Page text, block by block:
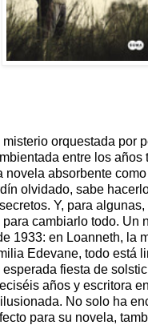
orquestada por
entre los años
novela absorbente
olvidado, sabe
Y, para
cambiarlo todo. Un
1933: en Loanneth, la
Edevane, todo está
esperada fiesta de
años y escritora
No solo ha
para su novela,